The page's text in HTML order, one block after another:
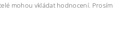
mohou vkládat hodnocení. Prosím